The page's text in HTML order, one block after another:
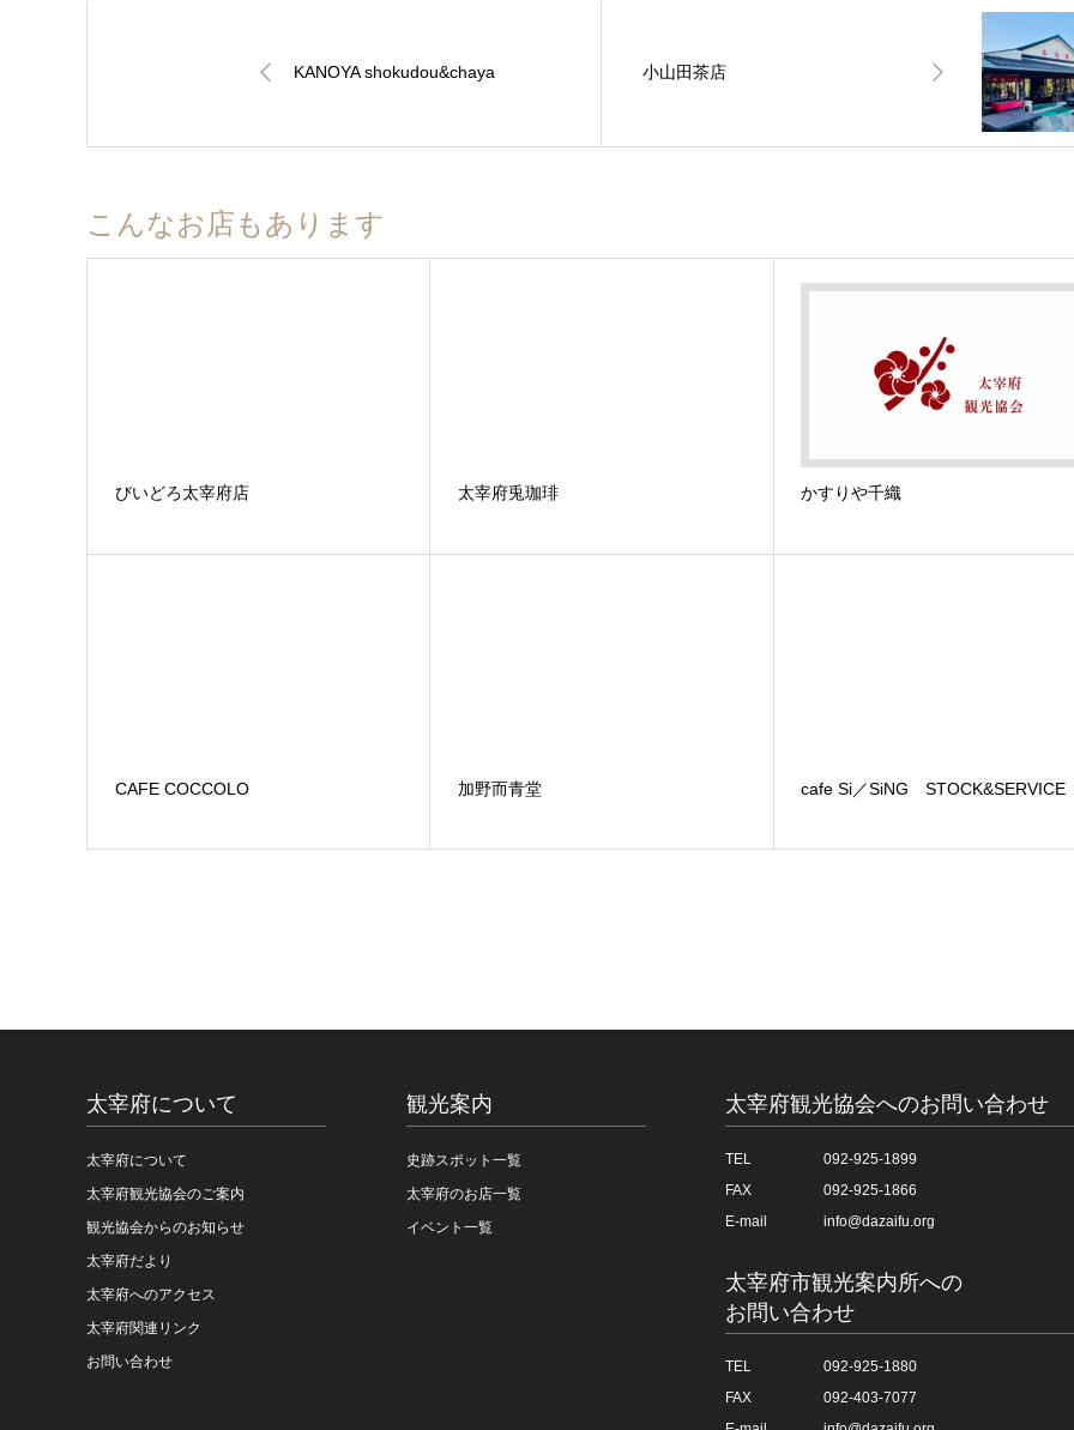
KANOYA shokudou&chaya 小山田茶店
こんなお店もあります
びいどろ太宰府店 太宰府兎珈琲 かすりや千織
CAFE COCCOLO 加野而青堂 cafe Si／SiNG STOCK&SERVICE
太宰府について
太宰府について
太宰府観光協会のご案内
観光協会からのお知らせ
太宰府だより
太宰府へのアクセス
太宰府関連リンク
お問い合わせ
観光案内
史跡スポット一覧
太宰府のお店一覧
イベント一覧
太宰府観光協会へのお問い合わせ
TEL
092-925-1899
FAX
092-925-1866
E-mail
info@dazaifu.org
太宰府市観光案内所への
お問い合わせ
TEL
092-925-1880
FAX
092-403-7077